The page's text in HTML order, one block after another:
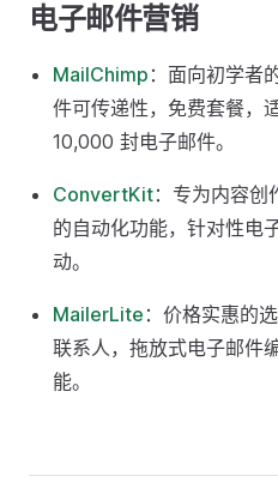
电子邮件营销
MailChimp ：面向初学者
件可传递性，免费套餐，
10,000 封电子邮件。
ConvertKit：专为内容创
的自动化功能，针对性电
动。
MailerLite ：价格实惠的
联系人，拖放式电子邮件
能。